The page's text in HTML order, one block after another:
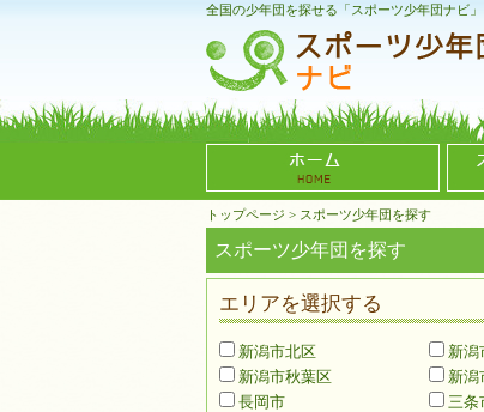
全国の少年団を探せる「スポーツ少年団ナビ」
トップページ > スポーツ少年団を探す
スポーツ少年団を探す
エリアを選択する
新潟市北区
新潟市秋葉区
長岡市
新潟
新潟
三条